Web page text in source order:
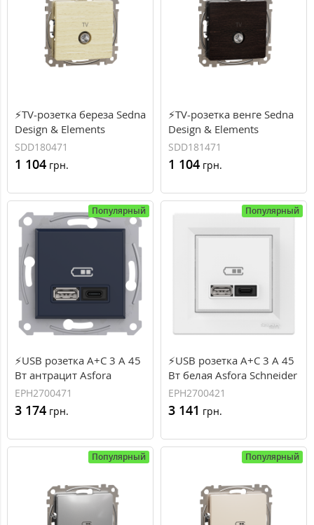
⚡TV-розетка береза Sedna
Design & Elements
Schneider Electric
(SDD180471)
SDD180471
1 104 грн.
⚡TV-розетка венге Sedna
Design & Elements
Schneider Electric
(SDD181471)
SDD181471
1 104 грн.
Популярный
⚡USB розетка А+С 3 А 45
Вт антрацит Asfora
Schneider Electric
(EPH2700471)
EPH2700471
3 174 грн.
Популярный
⚡USB розетка А+С 3 А 45
Вт белая Asfora Schneider
Electric (EPH2700421)
EPH2700421
3 141 грн.
Популярный Популярный